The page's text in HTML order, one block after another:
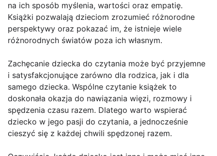
na ich sposób myślenia, wartości oraz empatię.
Książki pozwalają dzieciom zrozumieć różnorodne
perspektywy oraz pokazać im, że istnieje wiele
różnorodnych światów poza ich własnym.
Zachęcanie dziecka do czytania może być przyjemne
i satysfakcjonujące zarówno dla rodzica, jak i dla
samego dziecka. Wspólne czytanie książek to
doskonała okazja do nawiązania więzi, rozmowy i
spędzenia czasu razem. Dlatego warto wspierać
dziecko w jego pasji do czytania, a jednocześnie
cieszyć się z każdej chwili spędzonej razem.